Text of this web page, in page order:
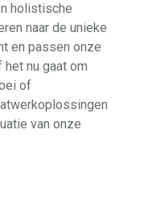
holistische
naar de unieke
en passen onze
het nu gaat om
of
van onze